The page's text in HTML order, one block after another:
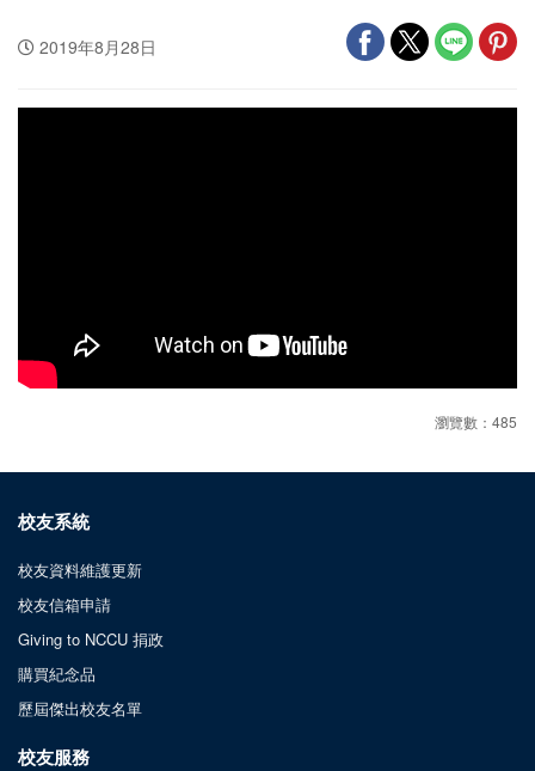
2019年8月28日
瀏覽數：485
校友系統
校友資料維護更新
校友信箱申請
Giving to NCCU 捐政
購買紀念品
歷屆傑出校友名單
校友服務